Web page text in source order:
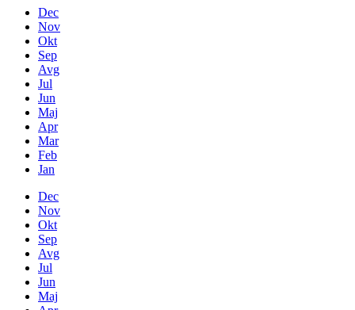
Dec
Nov
Okt
Sep
Avg
Jul
Jun
Maj
Apr
Mar
Feb
Jan
Dec
Nov
Okt
Sep
Avg
Jul
Jun
Maj